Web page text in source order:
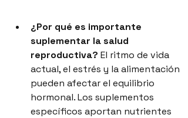
¿Por qué es importante
suplementar la salud
reproductiva? El ritmo de vida
actual, el estrés y la alimentación
pueden afectar el equilibrio
hormonal. Los suplementos
específicos aportan nutrientes